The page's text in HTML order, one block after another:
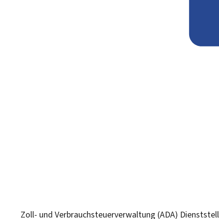
Zoll- und Verbrauchsteuerverwaltung (ADA)